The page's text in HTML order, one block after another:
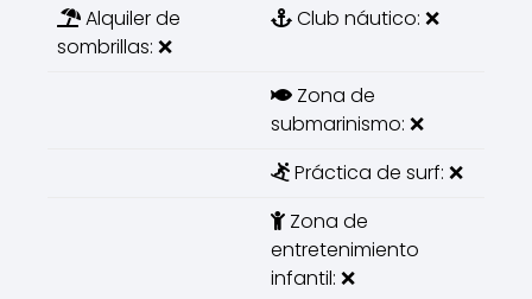
Alquiler de
sombrillas: ❌
Club náutico: ❌
Zona de
submarinismo: ❌
Práctica de surf: ❌
Zona de
entretenimiento
infantil: ❌